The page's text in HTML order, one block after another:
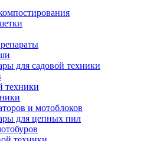
для садовой техники
техники
и мотоблоков
для цепных пил